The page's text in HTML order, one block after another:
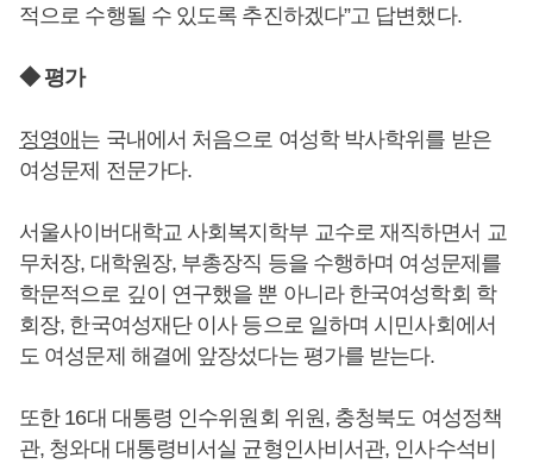
적으로 수행될 수 있도록 추진하겠다”고 답변했다.
◆ 평가
정영애 는 국내에서 처음으로 여성학 박사학위를 받은
여성문제 전문가다.
서울사이버대학교 사회복지학부 교수로 재직하면서 교
무처장, 대학원장, 부총장직 등을 수행하며 여성문제를
학문적으로 깊이 연구했을 뿐 아니라 한국여성학회 학
회장, 한국여성재단 이사 등으로 일하며 시민사회에서
도 여성문제 해결에 앞장섰다는 평가를 받는다.
또한 16대 대통령 인수위원회 위원, 충청북도 여성정책
관, 청와대 대통령비서실 균형인사비서관, 인사수석비